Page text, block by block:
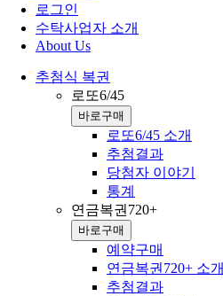
로그인
수탁사업자 소개
About Us
추첨식 복권
로또6/45
바로구매
로또6/45 소개
추첨결과
당첨자 이야기
통계
연금복권720+
바로구매
예약구매
연금복권720+ 소개
추첨결과